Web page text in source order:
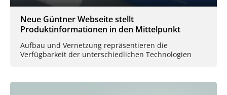
Neue Güntner Webseite stellt
Produktinformationen in den Mittelpunkt
Aufbau und Vernetzung repräsentieren die
Verfügbarkeit der unterschiedlichen Technologien